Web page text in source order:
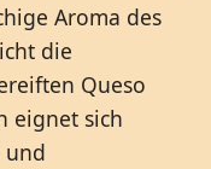
Aroma des
die
Queso
eignet sich
und